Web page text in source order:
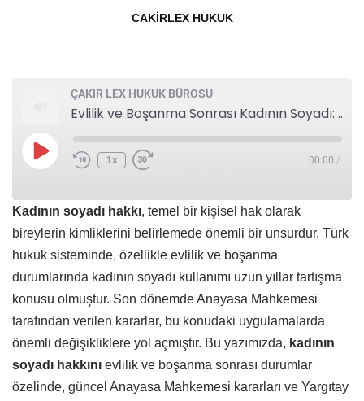
CAKIRLEX HUKUK
ÇAKIR LEX HUKUK BÜROSU
Evlilik ve Boşanma Sonrası Kadının Soyadı: Anayasa Mahkemesi Kararları ve Uygulama
1x 00:00 /
Kadının soyadı hakkı, temel bir kişisel hak olarak
bireylerin kimliklerini belirlemede önemli bir unsurdur. Türk
hukuk sisteminde, özellikle evlilik ve boşanma
durumlarında kadının soyadı kullanımı uzun yıllar tartışma
konusu olmuştur. Son dönemde Anayasa Mahkemesi
tarafından verilen kararlar, bu konudaki uygulamalarda
önemli değişikliklere yol açmıştır. Bu yazımızda, kadının
soyadı hakkını evlilik ve boşanma sonrası durumlar
özelinde, güncel Anayasa Mahkemesi kararları ve Yargıtay